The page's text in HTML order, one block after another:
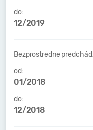
do:
12/2019
Bezprostredne
od:
01/2018
do:
12/2018